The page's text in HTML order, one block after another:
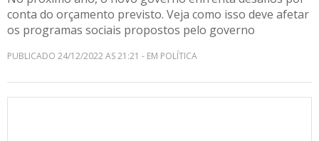
conta do orçamento previsto. Veja como isso deve afetar
os programas sociais propostos pelo governo
PUBLICADO 24/12/2022 AS 21:21 - EM POLÍTICA